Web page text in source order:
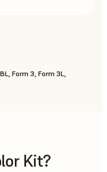
Form 3, Form 3L,
Kit?